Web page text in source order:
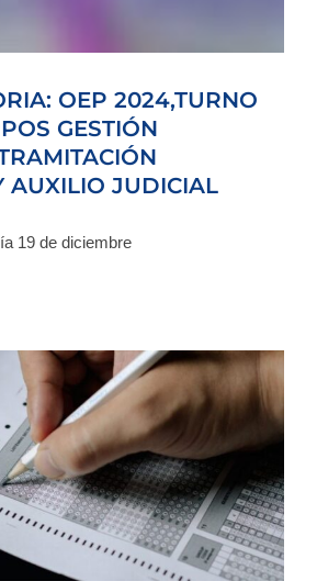
OEP 2024,TURNO
GESTIÓN
AUXILIO JUDICIAL
19 de diciembre